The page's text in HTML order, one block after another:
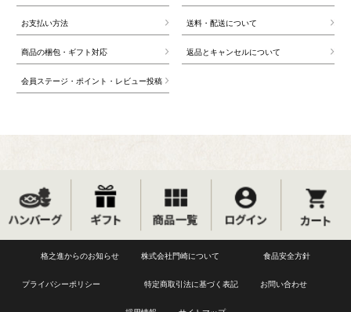
お支払い方法 送料・配送について
商品の梱包・ギフト対応 返品とキャンセルについて
会員ステージ・ポイント・レビュー投稿
格之進からのお知らせ 株式会社門崎について 食品安全方針
プライバシーポリシー 特定商取引法に基づく表記 お問い合わせ